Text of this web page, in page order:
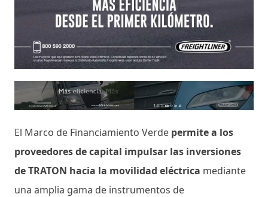
El Marco de Financiamiento Verde permite a los
proveedores de capital impulsar las inversiones
de TRATON hacia la movilidad eléctrica mediante
una amplia gama de instrumentos de